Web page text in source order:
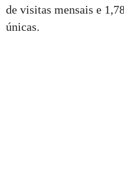
de visitas mensais e
únicas.